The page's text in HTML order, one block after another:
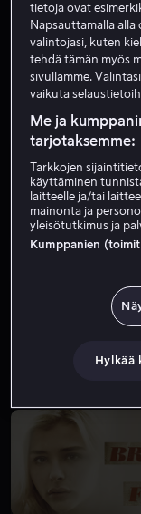
Vuokraa 3,99 €
tietoja ovat
Napsauttamalla
valintojasi, kuten
tehdä tämän myös
sivullamme.
vaikuta
Me ja
tarjotaksemme:
Tarkkojen
käyttäminen
laitteelle ja/tai
mainonta ja
yleisötutkimus ja
Kumppanien
Hylkää